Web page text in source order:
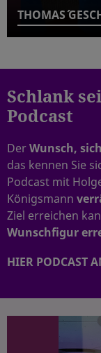
THOMAS´
Schlank
Podcast
DerWunsch,
das kennen Sie
Podcast mit
Königsmann
Ziel erreichen
Wunschfigur
HIER PODCAST